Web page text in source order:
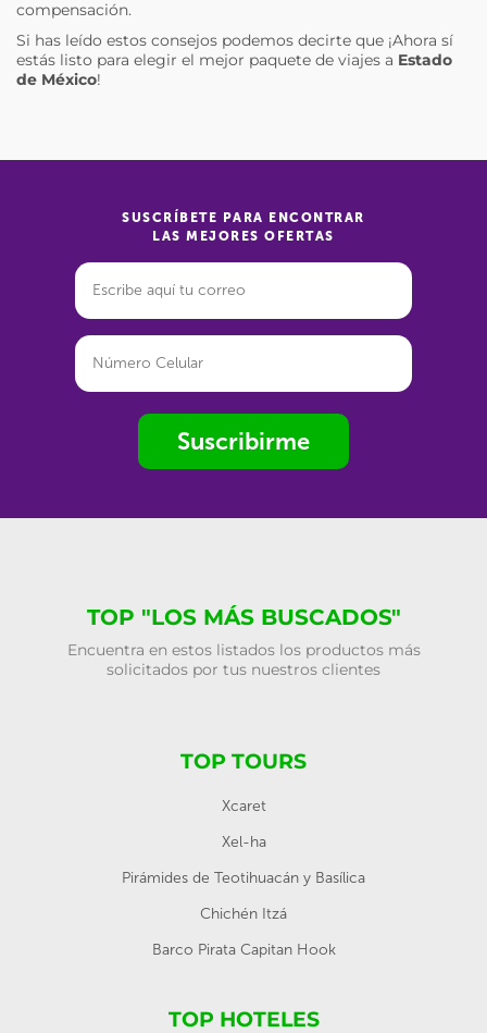
compensación.
Si has leído estos consejos podemos decirte que ¡Ahora sí
estás listo para elegir el mejor paquete de viajes a Estado
de México!
SUSCRÍBETE PARA ENCONTRAR
LAS MEJORES OFERTAS
Suscribirme
TOP "LOS MÁS BUSCADOS"
Encuentra en estos listados los productos más
solicitados por tus nuestros clientes
TOP TOURS
Xcaret
Xel-ha
Pirámides de Teotihuacán y Basílica
Chichén Itzá
Barco Pirata Capitan Hook
TOP HOTELES